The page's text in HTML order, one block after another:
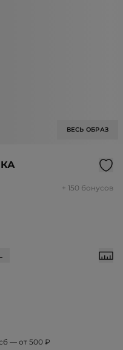
ВЕСЬ ОБРАЗ
+ 150 бонусов
— от 500 ₽